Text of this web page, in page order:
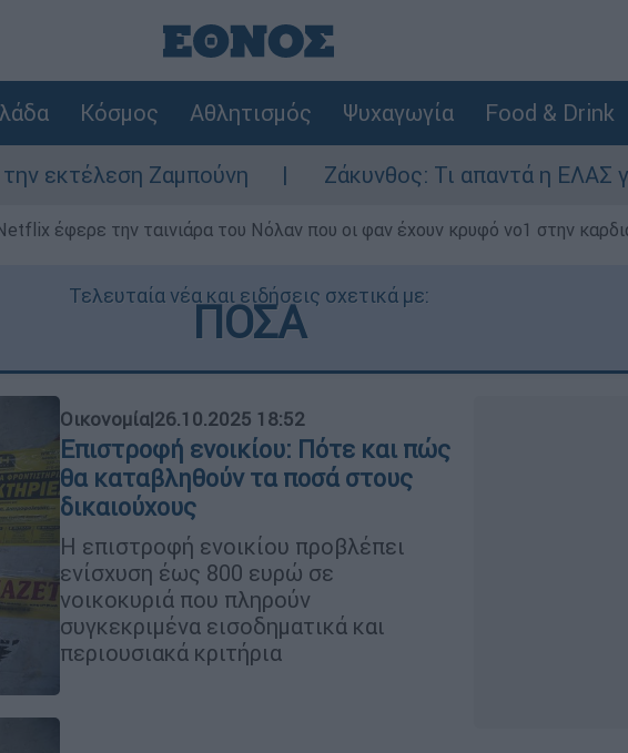
Κόσμος Αθλητισμός Ψυχαγωγία Food & Drink
Ζάκυνθος: Τι απαντά η ΕΛΑΣ για τους 8
έφερε την ταινιάρα του Νόλαν που οι φαν έχουν κρυφό νο1 στην
Τελευταία νέα και ειδήσεις σχετικά με:
ΠΟΣΑ
Οικονομία|26.10.2025 18:52
Επιστροφή ενοικίου: Πότε και πώς
θα καταβληθούν τα ποσά στους
δικαιούχους
Η επιστροφή ενοικίου προβλέπει
ενίσχυση έως 800 ευρώ σε
νοικοκυριά που πληρούν
συγκεκριμένα εισοδηματικά και
περιουσιακά κριτήρια